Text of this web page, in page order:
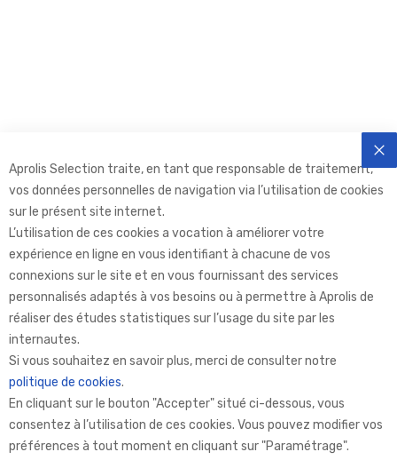
Aprolis Selection
Aprolis
Aprolis Selection traite, en tant que responsable de traitement,
vos données personnelles de navigation via l’utilisation de cookies
sur le présent site internet.
L’utilisation de ces cookies a vocation à améliorer votre
expérience en ligne en vous identifiant à chacune de vos
connexions sur le site et en vous fournissant des services
personnalisés adaptés à vos besoins ou à permettre à Aprolis de
réaliser des études statistiques sur l’usage du site par les
internautes.
Si vous souhaitez en savoir plus, merci de consulter notre
politique de cookies.
En cliquant sur le bouton "Accepter" situé ci-dessous, vous
consentez à l’utilisation de ces cookies. Vous pouvez modifier vos
préférences à tout moment en cliquant sur "Paramétrage".